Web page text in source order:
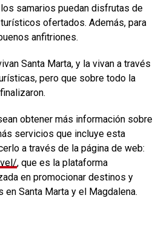
samarios puedan disfrutas de
ofertados. Además, para
anfitriones.
Santa Marta, y la vivan a través
pero que sobre todo la
obtener más información sobre
servicios que incluye esta
a través de la página de web:
, que es la plataforma
en promocionar destinos y
Santa Marta y el Magdalena.